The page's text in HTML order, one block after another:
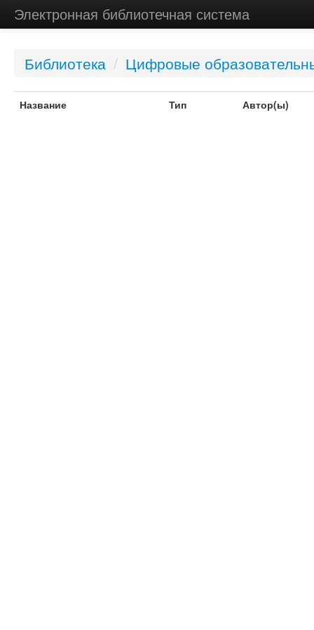
Электронная библиотечная система
Библиотека / Цифровые
Название Тип Автор(ы)